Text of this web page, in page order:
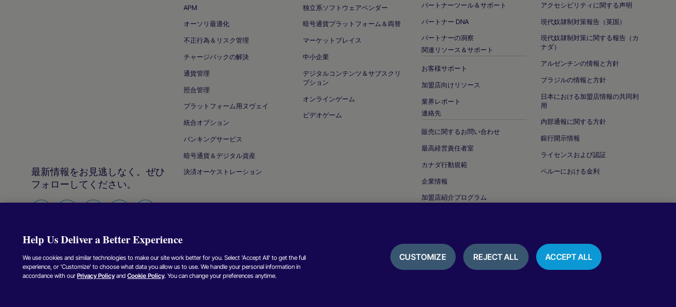
最新情報をお見逃しなく。ぜひ
フォローしてください。
APM
オーソリ最適化
不正行為＆リスク管理
チャージバックの解決
通貨管理
照合管理
プラットフォーム用ヌヴェイ
統合オプション
バンキングサービス
暗号通貨＆デジタル資産
決済オーケストレーション
独立系ソフトウェアベンダー
暗号通貨プラットフォーム＆両替
マーケットプレイス
中小企業
デジタルコンテンツ＆サブスクリ
プション
オンラインゲーム
ビデオゲーム
パートナーツール＆サポート
パートナー DNA
パートナーの洞察
関連リソース＆サポート
お客様サポート
加盟店向けリソース
業界レポート
連絡先
販売に関するお問い合わせ
最高経営責任者室
カナダ行動規範
企業情報
加盟店紹介プログラム
アクセシビリティに関する声明
現代奴隷制対策報告（英国）
現代奴隷制対策に関する報告（カ
ナダ）
アルゼンチンの情報と方針
ブラジルの情報と方針
日本における加盟店情報の共同利
用
内部通報に関する方針
銀行開示情報
ライセンスおよび認証
ペルーにおける金利
Copyright © Nuvei –2026年、無断転載・複製を禁じます。 プライバシー通知 クッキーポリシー 利用規約 レビュー＆お客様の声
Help Us Deliver a Better Experience
We use cookies and similar technologies to make our site work better for you. Select 'Accept All' to get the full
experience, or 'Customize' to choose what data you allow us to use. We handle your personal information in
accordance with our Privacy Policyand Cookie Policy. You can change your preferences anytime.
CUSTOMIZE REJECT ALL ACCEPT ALL